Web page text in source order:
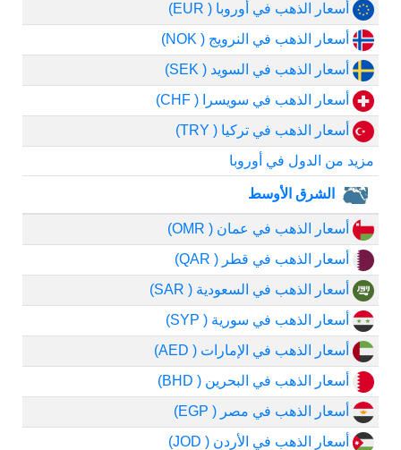
أسعار الذهب في أوروبا ( EUR)
أسعار الذهب في النرويج ( NOK)
أسعار الذهب في السويد ( SEK)
أسعار الذهب في سويسرا ( CHF)
أسعار الذهب في تركيا ( TRY)
مزيد من الدول في أوروبا
الشرق الأوسط
أسعار الذهب في عمان ( OMR)
أسعار الذهب في قطر ( QAR)
أسعار الذهب في السعودية ( SAR)
أسعار الذهب في سورية ( SYP)
أسعار الذهب في الإمارات ( AED)
أسعار الذهب في البحرين ( BHD)
أسعار الذهب في مصر ( EGP)
أسعار الذهب في الأردن ( JOD)